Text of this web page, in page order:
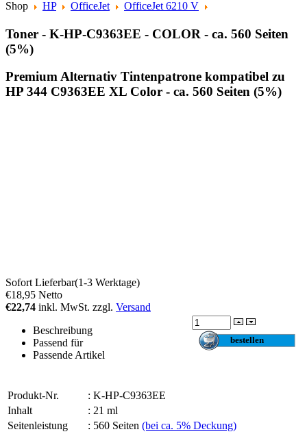
Shop
HP OfficeJet OfficeJet 6210 V
Toner - K-HP-C9363EE - COLOR - ca. 560 Seiten
(5%)
Premium Alternativ Tintenpatrone kompatibel zu
HP 344 C9363EE XL Color - ca. 560 Seiten (5%)
Sofort Lieferbar(1-3 Werktage)
€18,95 Netto
€22,74 inkl. MwSt. zzgl. Versand
Beschreibung
Passend für
Passende Artikel
Produkt-Nr. : K-HP-C9363EE
Inhalt
: 21 ml
Seitenleistung
: 560 Seiten (bei ca. 5% Deckung)